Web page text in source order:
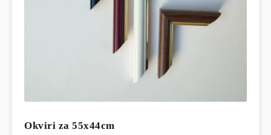
Okviri za 55x44cm